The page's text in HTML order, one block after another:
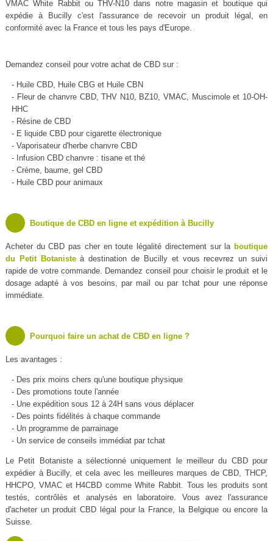
VMAC White Rabbit ou THV-N10 dans notre magasin et boutique qui
expédie à Bucilly c'est l'assurance de recevoir un produit légal, en
conformité avec la France et tous les pays d'Europe.
Demandez conseil pour votre achat de CBD sur :
- Huile CBD, Huile CBG et Huile CBN
- Fleur de chanvre CBD, THV N10, BZ10, VMAC, Muscimole et 10-OH-
HHC
- Résine de CBD
- E liquide CBD pour cigarette électronique
- Vaporisateur d'herbe chanvre CBD
- Infusion CBD chanvre : tisane et thé
- Crème, baume, gel CBD
- Huile CBD pour animaux
Boutique de CBD en ligne et expédition à Bucilly
Acheter du CBD pas cher en toute légalité directement sur la boutique
du Petit Botanisteà destination de Bucilly et vous recevrez un suivi
rapide de votre commande. Demandez conseil pour choisir le produit et le
dosage adapté à vos besoins, par mail ou par tchat pour une réponse
immédiate.
Pourquoi faire un achat de CBD en ligne ?
Les avantages :
- Des prix moins chers qu'une boutique physique
- Des promotions toute l'année
- Une expédition sous 12 à 24H sans vous déplacer
- Des points fidélités à chaque commande
- Un programme de parrainage
- Un service de conseils immédiat par tchat
Le Petit Botaniste a sélectionné uniquement le meilleur du CBD pour
expédier à Bucilly, et cela avec les meilleures marques de CBD, THCP,
HHCPO, VMAC et H4CBD comme White Rabbit. Tous les produits sont
testés, contrôlés et analysés en laboratoire. Vous avez l'assurance
d'acheter un produit CBD légal pour la France, la Belgique ou encore la
Suisse.